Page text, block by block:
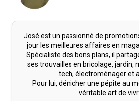
José est un passionné de
jour les meilleures affaires en
Spécialiste des bons plans, il
ses trouvailles en bricolage, jardin,
tech, électroménager et
Pour lui, dénicher une pépite au
véritable art de